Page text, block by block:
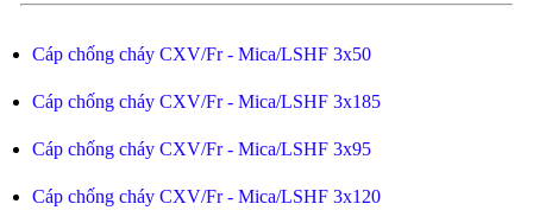
Cáp chống cháy CXV/Fr - Mica/LSHF 3x50
Cáp chống cháy CXV/Fr - Mica/LSHF 3x185
Cáp chống cháy CXV/Fr - Mica/LSHF 3x95
Cáp chống cháy CXV/Fr - Mica/LSHF 3x120